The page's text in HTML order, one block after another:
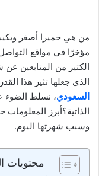
من هي حميرا أصغر
مؤخرًا في مواقع
الكثير من المتابعين
الذي جعلها تثير هذا
السعودي، نسلط الضوء
الذاتية؟أبرز
وسبب شهرتها اليوم.
محتويات